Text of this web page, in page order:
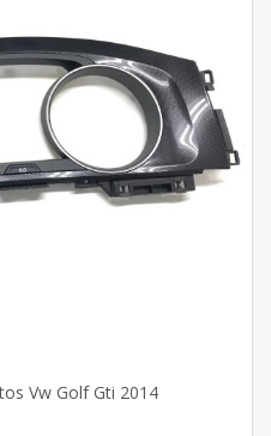
Vw Golf Gti 2014